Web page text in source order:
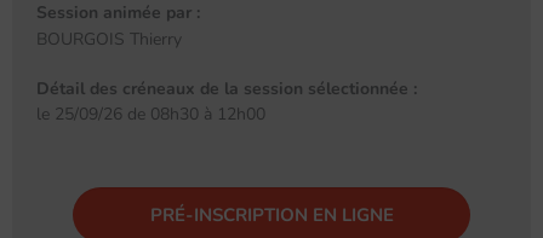
Session animée par :
BOURGOIS Thierry
Détail des créneaux de la session sélectionnée :
le 25/09/26 de 08h30 à 12h00
PRÉ-INSCRIPTION EN LIGNE